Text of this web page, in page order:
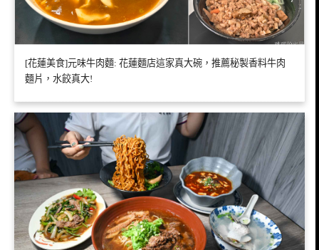
[花蓮美食]元味牛肉麵: 花蓮麵店這家真大碗，推薦秘製香料牛肉
麵片，水餃真大!